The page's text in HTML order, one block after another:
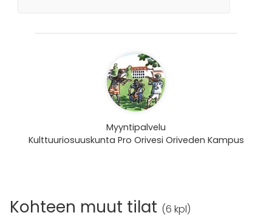
Myyntipalvelu
Kulttuuriosuuskunta Pro Orivesi Oriveden Kampus
Kohteen muut tilat (6 kpl)